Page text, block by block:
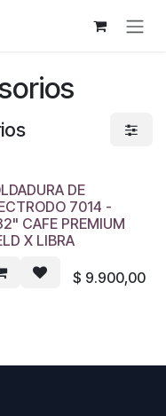
DE
7014 -
CAFE PREMIUM
X LIBRA
$ 9.900,00